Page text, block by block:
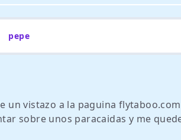
pepe
un vistazo a la paguina
sobre unos paracaidas y me